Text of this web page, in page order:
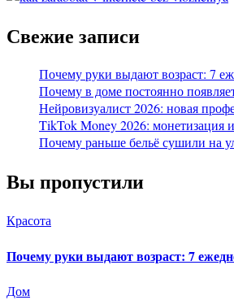
Свежие записи
Почему руки выдают возраст: 7
Почему в доме постоянно
Нейровизуалист 2026: новая
TikTok Money 2026: монетизация
Почему раньше бельё сушили на
Вы пропустили
Красота
Почему руки выдают возраст: 7
Дом